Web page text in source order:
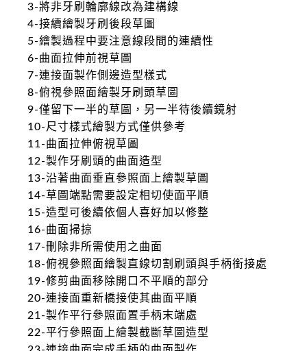
3-將非牙刷輪廓線改為建構線
4-接續繪製牙刷後段草圖
5-繪製過程中要注意線段間的連續性
6-曲面拉伸前視草圖
7-連接面製作側邊造型樣式
8-俯視參照面繪製牙刷頭草圖
9-僅留下一半的草圖，另一半待後續鏡射
10-尺寸樣式繪製方式僅供參考
11-曲面拉伸俯視草圖
12-製作牙刷頭的曲面造型
13-沿著曲面垂直參照面上繪製草圖
14-草圖端點需要設定相切使面平順
15-造型可後續依個人喜好加以修整
16-曲面掃掠
17-刪除非所需使用之曲面
18-俯視參照面繪製直線切割刷頭與手柄銜接處
19-修剪曲面移除開口不平順的部分
20-連接面重新橋接使其曲面平順
21-製作平行參照面置手柄末端處
22-平行參照面上繪製截斷草圖造型